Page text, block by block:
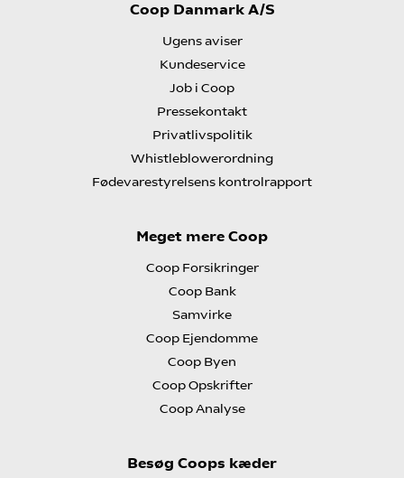
Coop Danmark A/S
Ugens aviser
Kundeservice
Job i Coop
Pressekontakt
Privatlivspolitik
Whistleblowerordning
Fødevarestyrelsens kontrolrapport
Meget mere Coop
Coop Forsikringer
Coop Bank
Samvirke
Coop Ejendomme
Coop Byen
Coop Opskrifter
Coop Analyse
Besøg Coops kæder